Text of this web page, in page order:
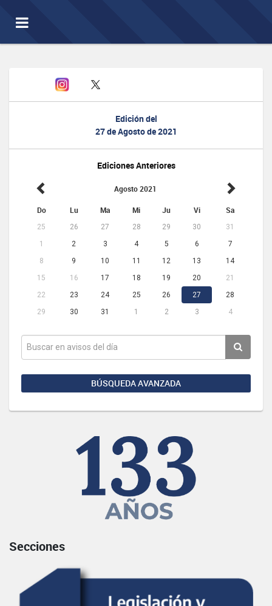
Toggle
navigation
Edición del
27 de Agosto de 2021
Ediciones Anteriores
Agosto 2021
Do Lu Ma Mi Ju Vi Sa
25 26 27 28 29 30
31
1
2 3 4 5 6
7
8
9 10 11 12 13
14
15
16 17 18 19 20
21
22
23 24 25 26 27
28
29
30 31 1 2 3 4
BÚSQUEDA AVANZADA
Secciones